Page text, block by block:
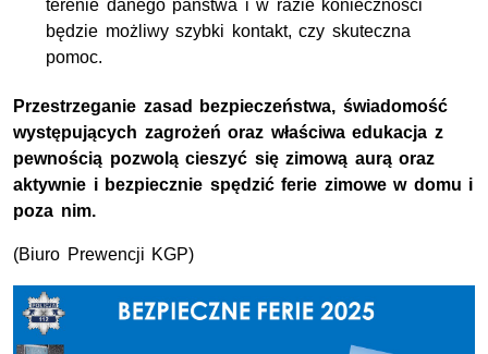
terenie danego państwa i w razie konieczności
będzie możliwy szybki kontakt, czy skuteczna
pomoc.
Przestrzeganie zasad bezpieczeństwa, świadomość
występujących zagrożeń oraz właściwa edukacja z
pewnością pozwolą cieszyć się zimową aurą oraz
aktywnie i bezpiecznie spędzić ferie zimowe w domu i
poza nim.
(Biuro Prewencji KGP)